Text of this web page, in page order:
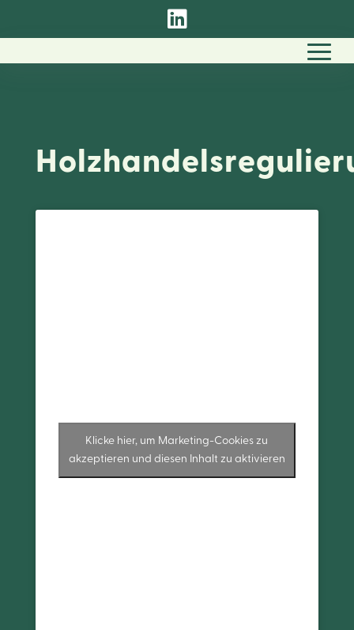

Klicke hier, um Marketing-Cookies zu
akzeptieren und diesen Inhalt zu aktivieren